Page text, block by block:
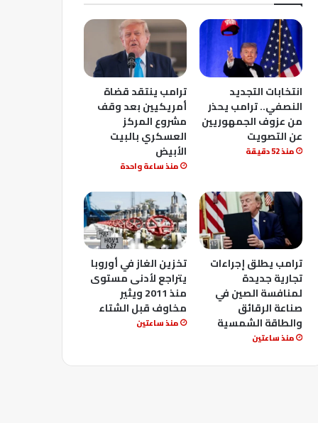
انتخابات التجديد
النصفي.. ترامب يحذر
من عزوف الجمهوريين
عن التصويت
منذ 52 دقيقة
ترامب ينتقد قضاة
أمريكيين بعد وقف
مشروع المركز
العسكري بالبيت
الأبيض
منذ ساعة واحدة
ترامب يطلق إجراءات
تجارية جديدة
لمنافسة الصين في
صناعة الرقائق
والطاقة الشمسية
منذ ساعتين
تخزين الغاز في أوروبا
يتراجع لأدنى مستوى
منذ 2011 ويثير
مخاوف قبل الشتاء
منذ ساعتين